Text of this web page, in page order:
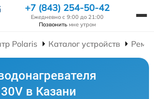
+7 (843) 254-50-42
Ежедневно с 9:00 до 21:00
Позвонить мне утром
Polaris Каталог устройств
в Казани